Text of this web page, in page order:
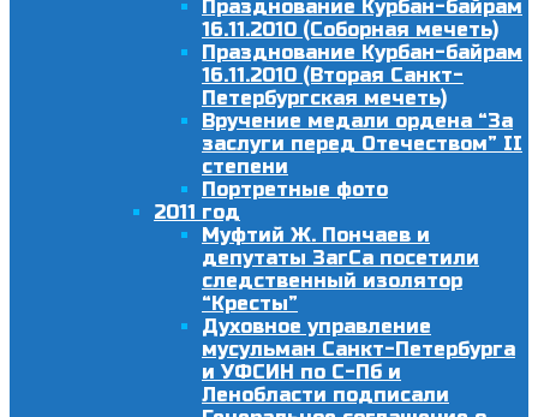
Празднование Курбан-байрам
16.11.2010 (Соборная мечеть)
Празднование Курбан-байрам
16.11.2010 (Вторая Санкт-
Петербургская мечеть)
Вручение медали ордена “За
заслуги перед Отечеством” II
степени
Портретные фото
2011 год
Муфтий Ж. Пончаев и
депутаты ЗагСа посетили
следственный изолятор
“Кресты”
Духовное управление
мусульман Санкт-Петербурга
и УФСИН по С-Пб и
Ленобласти подписали